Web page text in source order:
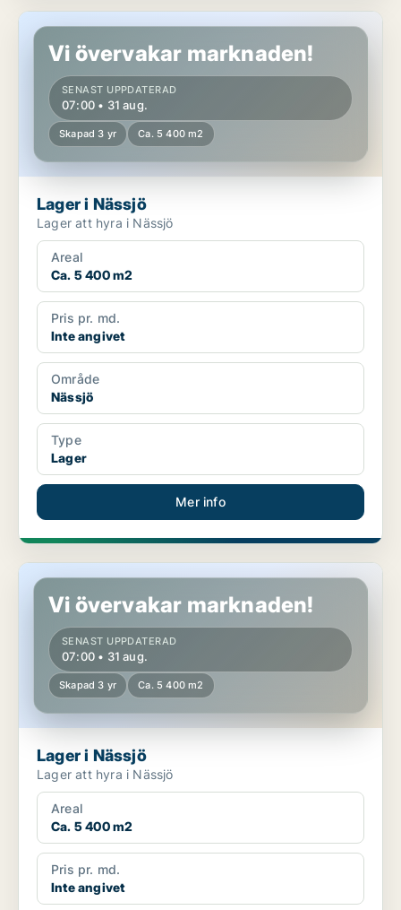
Lager i Nässjö
Vi övervakar marknaden!
SENAST UPPDATERAD
07:00 • 31 aug.
Skapad 3 yr Ca. 5 400 m2
Lager i Nässjö
Lager att hyra i Nässjö
Areal
Ca. 5 400 m2
Pris pr. md.
Inte angivet
Område
Nässjö
Type
Lager
Mer info
Lager i Nässjö
Vi övervakar marknaden!
SENAST UPPDATERAD
07:00 • 31 aug.
Skapad 3 yr Ca. 5 400 m2
Lager i Nässjö
Lager att hyra i Nässjö
Areal
Ca. 5 400 m2
Pris pr. md.
Inte angivet